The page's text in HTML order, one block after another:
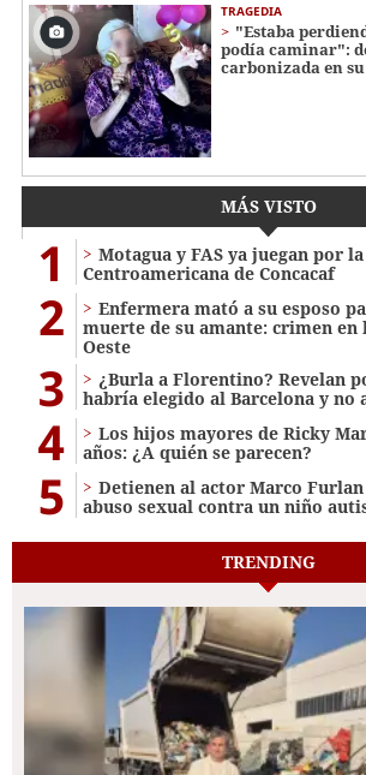
TRAGEDIA
"Estaba
podía caminar":
carbonizada en
MÁS VISTO
1
Motagua y FAS ya juegan por la
Centroamericana de Concacaf
2
Enfermera mató a su esposo
muerte de su amante: crimen en
Oeste
3
¿Burla a Florentino? Revelan
habría elegido al Barcelona y no
4
Los hijos mayores de Ricky
años: ¿A quién se parecen?
5
Detienen al actor Marco
abuso sexual contra un niño
TRENDING